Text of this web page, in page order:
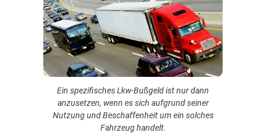
Ein spezifisches Lkw-Bußgeld ist nur dann
anzusetzen, wenn es sich aufgrund seiner
Nutzung und Beschaffenheit um ein solches
Fahrzeug handelt.